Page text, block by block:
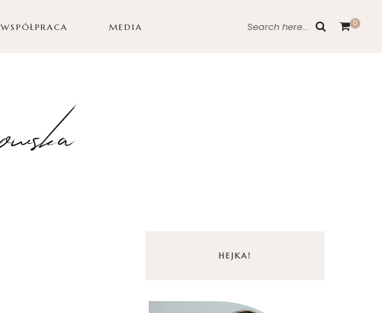
WSPÓŁPRACA MEDIA Search here... 0
HEJKA!